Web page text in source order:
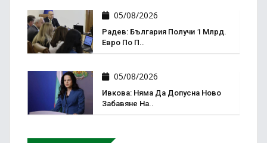
05/08/2026
Радев: България Получи 1 Млрд.
Евро По П..
05/08/2026
Ивкова: Няма Да Допусна Ново
Забавяне На..